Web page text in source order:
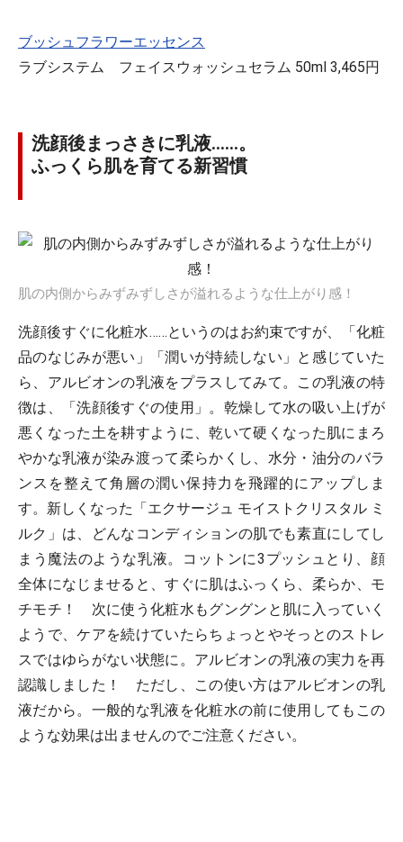
ブッシュフラワーエッセンス
ラブシステム フェイスウォッシュセラム 50ml 3,465円
洗顔後まっさきに乳液……。
ふっくら肌を育てる新習慣
肌の内側からみずみずしさが溢れるような仕上がり感！
洗顔後すぐに化粧水……というのはお約束ですが、「化粧
品のなじみが悪い」「潤いが持続しない」と感じていた
ら、アルビオンの乳液をプラスしてみて。この乳液の特
徴は、「洗顔後すぐの使用」。乾燥して水の吸い上げが
悪くなった土を耕すように、乾いて硬くなった肌にまろ
やかな乳液が染み渡って柔らかくし、水分・油分のバラ
ンスを整えて角層の潤い保持力を飛躍的にアップしま
す。新しくなった「エクサージュ モイストクリスタル ミ
ルク」は、どんなコンディションの肌でも素直にしてし
まう魔法のような乳液。コットンに3プッシュとり、顔
全体になじませると、すぐに肌はふっくら、柔らか、モ
チモチ！ 次に使う化粧水もグングンと肌に入っていく
ようで、ケアを続けていたらちょっとやそっとのストレ
スではゆらがない状態に。アルビオンの乳液の実力を再
認識しました！ ただし、この使い方はアルビオンの乳
液だから。一般的な乳液を化粧水の前に使用してもこの
ような効果は出ませんのでご注意ください。